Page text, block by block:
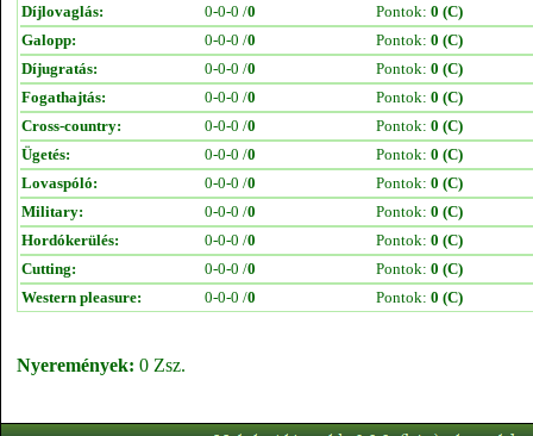
Díjlovaglás:
0-0-0 /0 Pontok: 0 (C)
Galopp:
0-0-0 /0 Pontok: 0 (C)
Díjugratás:
0-0-0 /0 Pontok: 0 (C)
Fogathajtás:
0-0-0 /0 Pontok: 0 (C)
Cross-country:
0-0-0 /0 Pontok: 0 (C)
Ügetés:
0-0-0 /0 Pontok: 0 (C)
Lovaspóló:
0-0-0 /0 Pontok: 0 (C)
Military:
0-0-0 /0 Pontok: 0 (C)
Hordókerülés:
0-0-0 /0 Pontok: 0 (C)
Cutting:
0-0-0 /0 Pontok: 0 (C)
Western pleasure:
0-0-0 /0 Pontok: 0 (C)
Nyeremények: 0 Zsz.